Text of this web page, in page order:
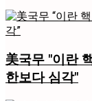
美국무 "이란
한보다 심각"